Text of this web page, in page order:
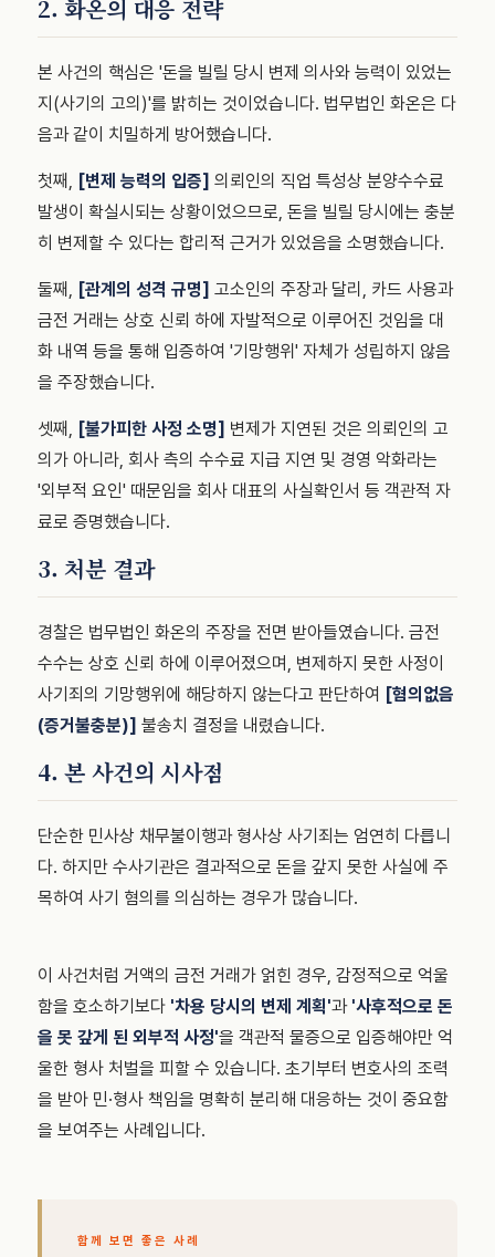
2. 화온의 대응 전략
본 사건의 핵심은 '돈을 빌릴 당시 변제 의사와 능력이 있었는
지(사기의 고의)'를 밝히는 것이었습니다. 법무법인 화온은 다
음과 같이 치밀하게 방어했습니다.
첫째, [변제 능력의 입증] 의뢰인의 직업 특성상 분양수수료
발생이 확실시되는 상황이었으므로, 돈을 빌릴 당시에는 충분
히 변제할 수 있다는 합리적 근거가 있었음을 소명했습니다.
둘째, [관계의 성격 규명] 고소인의 주장과 달리, 카드 사용과
금전 거래는 상호 신뢰 하에 자발적으로 이루어진 것임을 대
화 내역 등을 통해 입증하여 '기망행위' 자체가 성립하지 않음
을 주장했습니다.
셋째, [불가피한 사정 소명] 변제가 지연된 것은 의뢰인의 고
의가 아니라, 회사 측의 수수료 지급 지연 및 경영 악화라는
'외부적 요인' 때문임을 회사 대표의 사실확인서 등 객관적 자
료로 증명했습니다.
3. 처분 결과
경찰은 법무법인 화온의 주장을 전면 받아들였습니다. 금전
수수는 상호 신뢰 하에 이루어졌으며, 변제하지 못한 사정이
사기죄의 기망행위에 해당하지 않는다고 판단하여 [혐의없음
(증거불충분)] 불송치 결정을 내렸습니다.
4. 본 사건의 시사점
단순한 민사상 채무불이행과 형사상 사기죄는 엄연히 다릅니
다. 하지만 수사기관은 결과적으로 돈을 갚지 못한 사실에 주
목하여 사기 혐의를 의심하는 경우가 많습니다.
이 사건처럼 거액의 금전 거래가 얽힌 경우, 감정적으로 억울
함을 호소하기보다 '차용 당시의 변제 계획'과 '사후적으로 돈
을 못 갚게 된 외부적 사정'을 객관적 물증으로 입증해야만 억
울한 형사 처벌을 피할 수 있습니다. 초기부터 변호사의 조력
을 받아 민·형사 책임을 명확히 분리해 대응하는 것이 중요함
을 보여주는 사례입니다.
함께 보면 좋은 사례